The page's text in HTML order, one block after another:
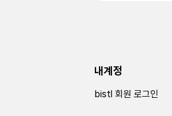
내계정
bistl 회원 로그인